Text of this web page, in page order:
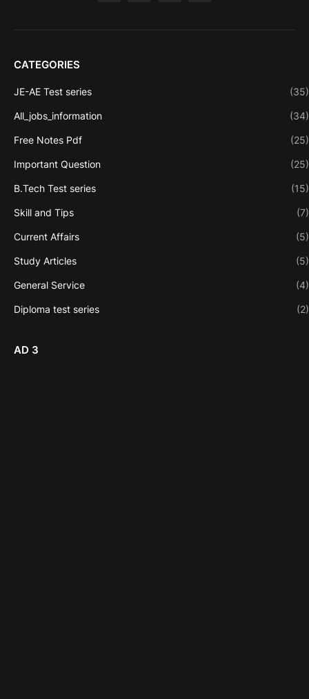
CATEGORIES
JE-AE Test series (35)
All_jobs_information (34)
Free Notes Pdf (25)
Important Question (25)
B.Tech Test series (15)
Skill and Tips (7)
Current Affairs (5)
Study Articles (5)
General Service (4)
Diploma test series (2)
AD 3